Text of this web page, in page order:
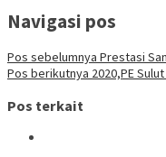
Navigasi pos
Pos sebelumnya Prestasi
Pos berikutnya 2020,PE Sulut
Pos terkait